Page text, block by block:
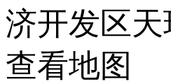
济开发区天
查看地图